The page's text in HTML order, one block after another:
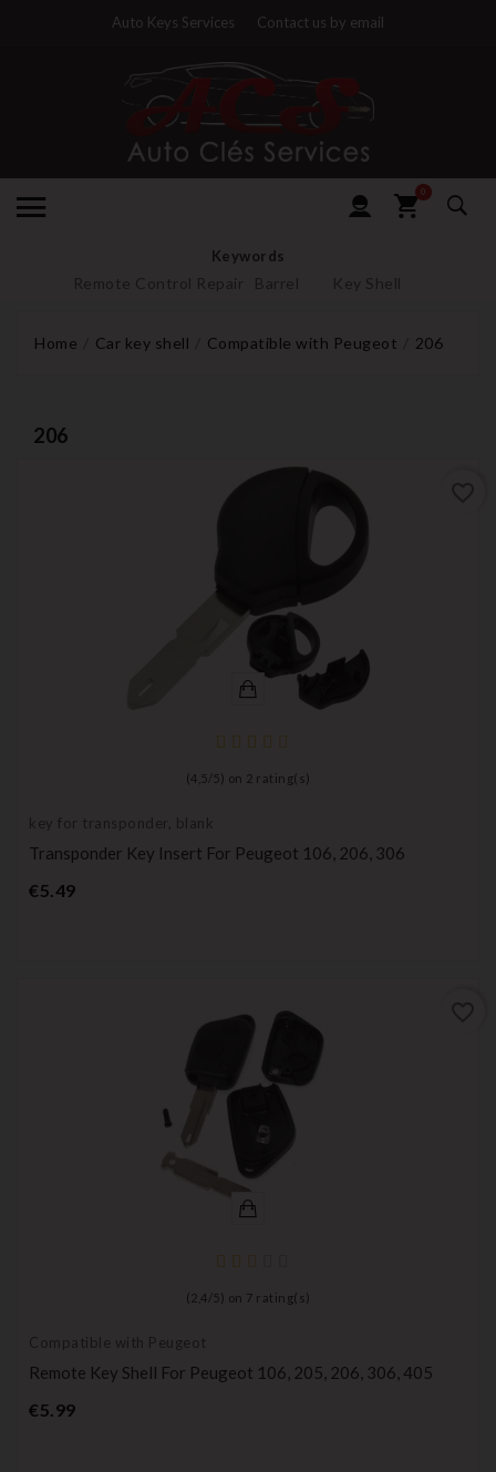
Auto Keys Services Contact us by email
0
Keywords
Remote Control Repair Barrel Key Shell
Home Car key shell Compatible with Peugeot 206
206
(4,5 / 5) on 2 rating(s)
key for transponder, blank
Transponder Key Insert For Peugeot 106, 206, 306
€5.49Price
( 2,4 / 5) on 7 rating(s)
Compatible with Peugeot
Remote Key Shell For Peugeot 106, 205, 206, 306, 405
€5.99Price